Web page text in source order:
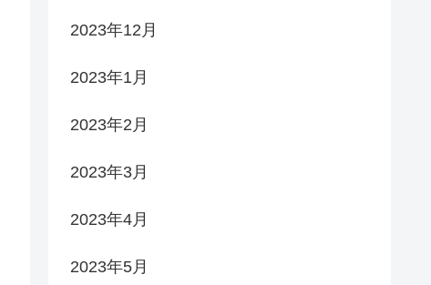
2023年12月
2023年1月
2023年2月
2023年3月
2023年4月
2023年5月